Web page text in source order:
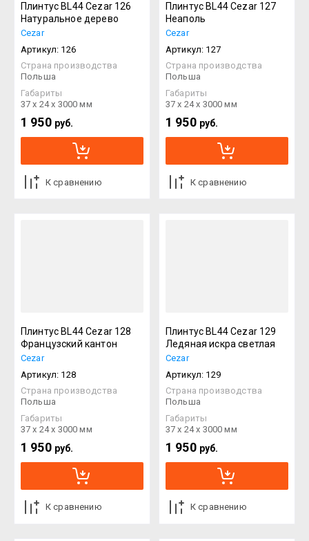
Плинтус BL44 Cezar 126
Натуральное дерево
Cezar
Артикул: 126
Страна производства
Польша
Габариты
37 х 24 х 3000 мм
1 950 руб.
К сравнению
Плинтус BL44 Cezar 127
Неаполь
Cezar
Артикул: 127
Страна производства
Польша
Габариты
37 х 24 х 3000 мм
1 950 руб.
К сравнению
Плинтус BL44 Cezar 128
Французский кантон
Cezar
Артикул: 128
Страна производства
Польша
Габариты
37 х 24 х 3000 мм
1 950 руб.
К сравнению
Плинтус BL44 Cezar 129
Ледяная искра светлая
Cezar
Артикул: 129
Страна производства
Польша
Габариты
37 х 24 х 3000 мм
1 950 руб.
К сравнению